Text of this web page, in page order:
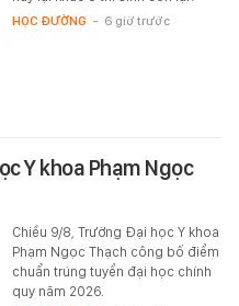
HỌC ĐƯỜNG - 6 giờ trước
Y khoa Phạm Ngọc
Chiều 9/8, Trường Đại học Y khoa
Phạm Ngọc Thạch công bố điểm
chuẩn trúng tuyển đại học chính
quy năm 2026.